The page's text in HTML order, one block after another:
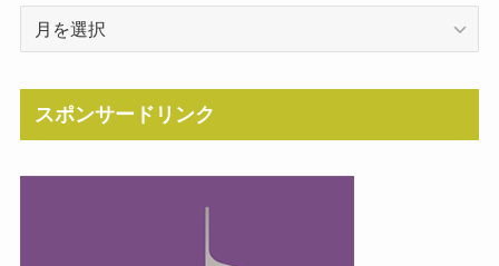
Archive
スポンサードリンク